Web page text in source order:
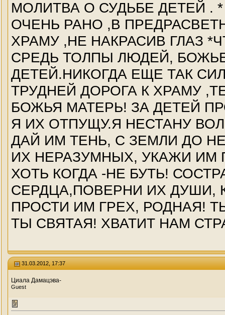
МОЛИТВА О СУДЬБЕ ДЕТЕЙ .
ОЧЕНЬ РАНО ,В
ХРАМУ ,НЕ НАКРАСИВ ГЛАЗ
СРЕДЬ ТОЛПЫ ЛЮДЕЙ,
ДЕТЕЙ.НИКОГДА ЕЩЕ ТАК
ТРУДНЕЙ ДОРОГА К ХРАМУ
БОЖЬЯ МАТЕРЬ! ЗА ДЕТЕЙ
Я ИХ ОТПУЩУ.Я НЕСТАНУ
ДАЙ ИМ ТЕНЬ, С ЗЕМЛИ ДО
ИХ НЕРАЗУМНЫХ, УКАЖИ ИМ
ХОТЬ КОГДА -НЕ БУТЬ!
СЕРДЦА,ПОВЕРНИ ИХ ДУШИ,
ПРОСТИ ИМ ГРЕХ, РОДНАЯ!
ТЫ СВЯТАЯ! ХВАТИТ НАМ
31.03.2012, 17:37
Циала Дамацэва-
Guest